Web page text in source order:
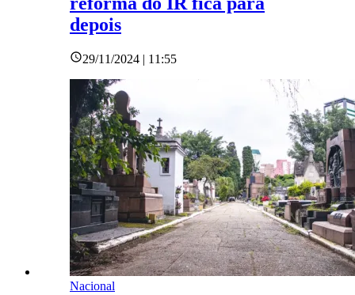
depois
29/11/2024 | 11:55
Nacional